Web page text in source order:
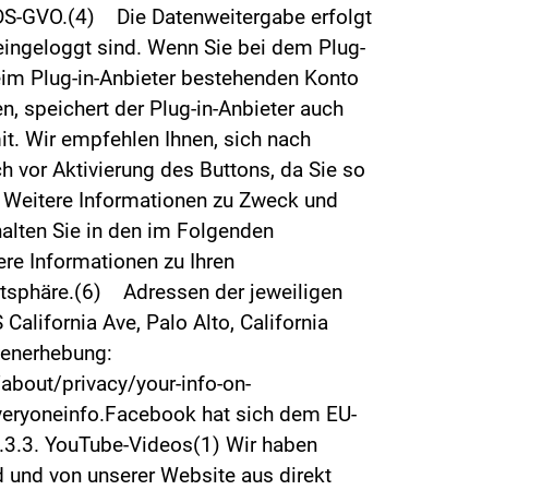
GVO.(4) Die Datenweitergabe erfolgt
sind. Wenn Sie bei dem Plug-
Plug-in-Anbieter bestehenden Konto
speichert der Plug-in-Anbieter auch
Wir empfehlen Ihnen, sich nach
vor Aktivierung des Buttons, da Sie so
Informationen zu Zweck und
Sie in den im Folgenden
Informationen zu Ihren
Adressen der jeweiligen
Ave, Palo Alto, California
privacy/your-info-on-
hat sich dem EU-
YouTube-Videos(1) Wir haben
von unserer Website aus direkt